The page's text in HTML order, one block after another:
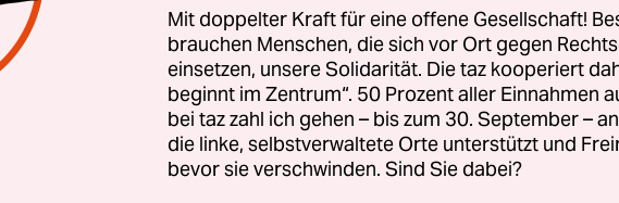
Aufmüpfigkeit trägt uns seit Monaten durch die
Politik und Gesellschaft reagierten im Herbstviel zu spät
Infektionszahlen und die zunehmend angespannte Lage
Und nun können Pfle­ger*in­nen, Ärzt*in­nen,
alle, die die Kliniken am Laufen halten, nicht einfach
Mit doppelter Kraft für eine offene Gesellschaft!
brauchen Menschen, die sich vor Ort gegen
einsetzen, unsere Solidarität. Die taz kooperiert
beginnt im Zentrum“. 50 Prozent aller Einnahmen
bei taz zahl ich gehen – bis zum 30. September –
die linke, selbstverwaltete Orte unterstützt und
bevor sie verschwinden. Sind Sie dabei?